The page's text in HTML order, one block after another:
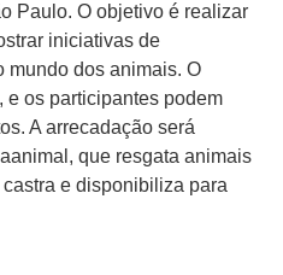
Paulo. O objetivo é realizar
iniciativas de
mundo dos animais. O
e os participantes podem
A arrecadação será
que resgata animais
e disponibiliza para